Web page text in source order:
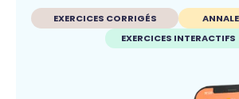
EXERCICES CORRIGÉS
EXERCICES INTERACTIFS